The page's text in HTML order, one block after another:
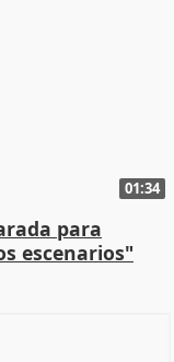
01:34
para
escenarios"